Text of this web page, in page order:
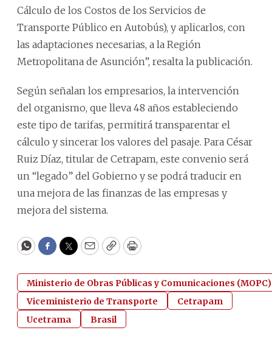
Cálculo de los Costos de los Servicios de
Transporte Público en Autobús), y aplicarlos, con
las adaptaciones necesarias, a la Región
Metropolitana de Asunción”, resalta la publicación.
Según señalan los empresarios, la intervención
del organismo, que lleva 48 años estableciendo
este tipo de tarifas, permitirá transparentar el
cálculo y sincerar los valores del pasaje. Para César
Ruiz Díaz, titular de Cetrapam, este convenio será
un “legado” del Gobierno y se podrá traducir en
una mejora de las finanzas de las empresas y
mejora del sistema.
WhatsApp
Facebook
Twitter
EmailCopyPrint
Ministerio de Obras Públicas y Comunicaciones (MOPC)
Viceministerio de Transporte
Cetrapam
Ucetrama
Brasil